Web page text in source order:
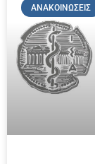
ΑΝΑΚΟΙΝΏΣΕΙΣ